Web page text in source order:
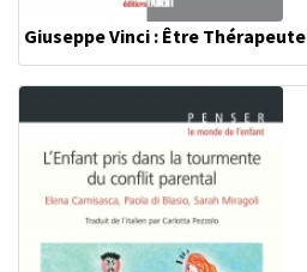
Giuseppe Vinci : Être Thérapeute